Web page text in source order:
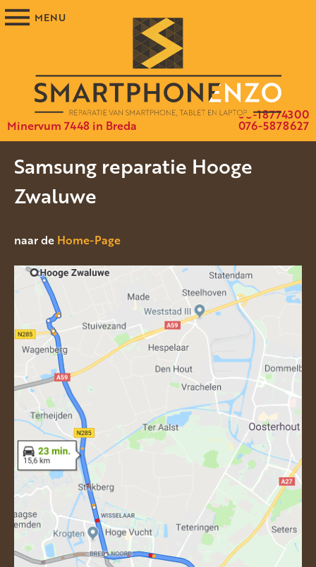
Minervum 7448 in Breda 076-5878627
06-18774300
Samsung reparatie Hooge
Zwaluwe
naar de Home-Page